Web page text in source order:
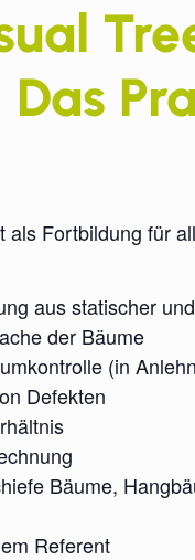
als Fortbildung für
aus statischer
der Bäume
(in
Defekten
Bäume,
Referent